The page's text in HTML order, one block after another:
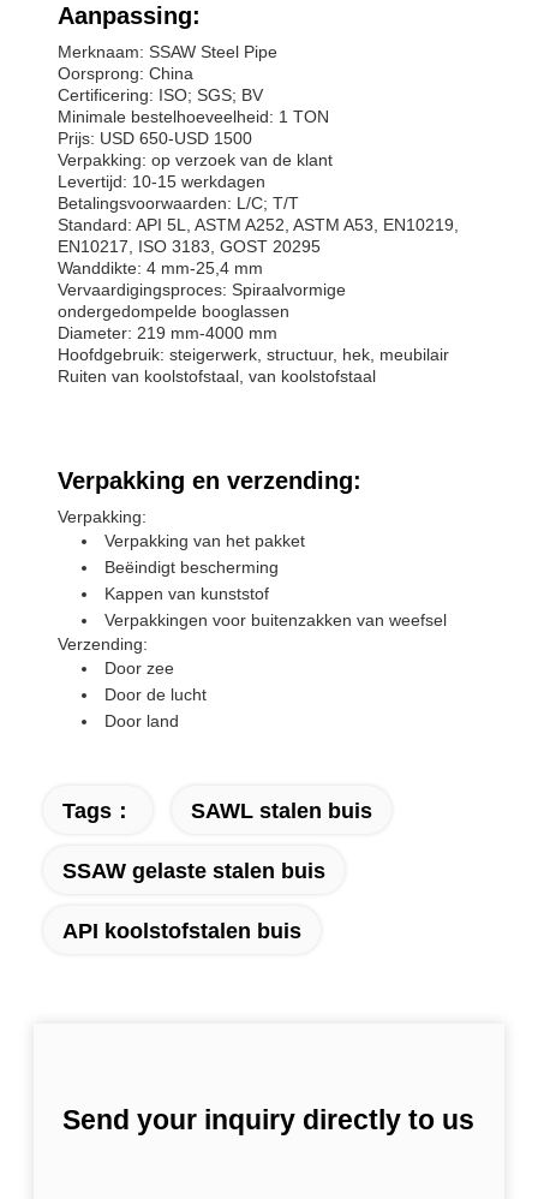
Aanpassing:
Merknaam: SSAW Steel Pipe
Oorsprong: China
Certificering: ISO; SGS; BV
Minimale bestelhoeveelheid: 1 TON
Prijs: USD 650-USD 1500
Verpakking: op verzoek van de klant
Levertijd: 10-15 werkdagen
Betalingsvoorwaarden: L/C; T/T
Standard: API 5L, ASTM A252, ASTM A53, EN10219,
EN10217, ISO 3183, GOST 20295
Wanddikte: 4 mm-25,4 mm
Vervaardigingsproces: Spiraalvormige
ondergedompelde booglassen
Diameter: 219 mm-4000 mm
Hoofdgebruik: steigerwerk, structuur, hek, meubilair
Ruiten van koolstofstaal, van koolstofstaal
Verpakking en verzending:
Verpakking:
Verpakking van het pakket
Beëindigt bescherming
Kappen van kunststof
Verpakkingen voor buitenzakken van weefsel
Verzending:
Door zee
Door de lucht
Door land
Tags： SAWL stalen buis
SSAW gelaste stalen buis
API koolstofstalen buis
Send your inquiry directly to us